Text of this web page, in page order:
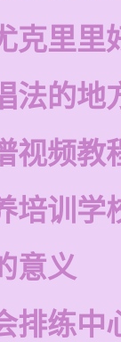
克里里
法的地
视频教
培训学
意义
排练中